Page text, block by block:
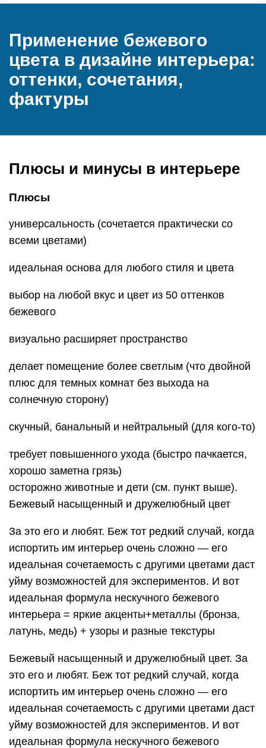
Применение бежевого
цвета в дизайне интерьера:
оттенки, сочетания,
фактуры
Плюсы и минусы в интерьере
Плюсы
универсальность (сочетается практически со
всеми цветами)
идеальная основа для любого стиля и цвета
выбор на любой вкус и цвет из 50 оттенков
бежевого
визуально расширяет пространство
делает помещение более светлым (что двойной
плюс для темных комнат без выхода на
солнечную сторону)
скучный, банальный и нейтральный (для кого-то)
требует повышенного ухода (быстро пачкается,
хорошо заметна грязь)
осторожно животные и дети (см. пункт выше).
Бежевый насыщенный и дружелюбный цвет
За это его и любят. Беж тот редкий случай, когда
испортить им интерьер очень сложно — его
идеальная сочетаемость с другими цветами даст
уйму возможностей для экспериментов. И вот
идеальная формула нескучного бежевого
интерьера = яркие акценты+металлы (бронза,
латунь, медь) + узоры и разные текстуры
Бежевый насыщенный и дружелюбный цвет. За
это его и любят. Беж тот редкий случай, когда
испортить им интерьер очень сложно — его
идеальная сочетаемость с другими цветами даст
уйму возможностей для экспериментов. И вот
идеальная формула нескучного бежевого